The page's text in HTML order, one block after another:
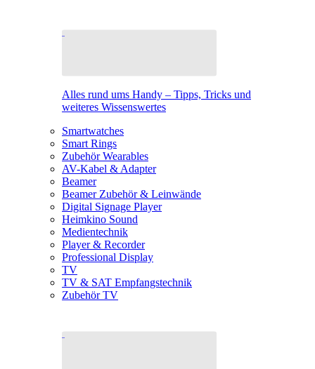
Alles rund ums Handy – Tipps, Tricks und
weiteres Wissenswertes
Smartwatches
Smart Rings
Zubehör Wearables
AV-Kabel & Adapter
Beamer
Beamer Zubehör & Leinwände
Digital Signage Player
Heimkino Sound
Medientechnik
Player & Recorder
Professional Display
TV
TV & SAT Empfangstechnik
Zubehör TV